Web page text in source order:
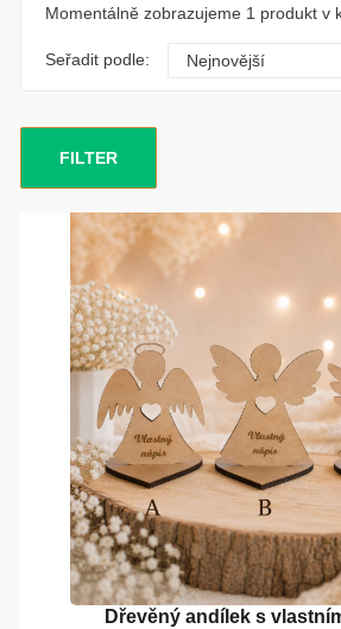
Momentálně zobrazujeme 1 produkt v
Seřadit podle:
FILTER
Dřevěný andílek s